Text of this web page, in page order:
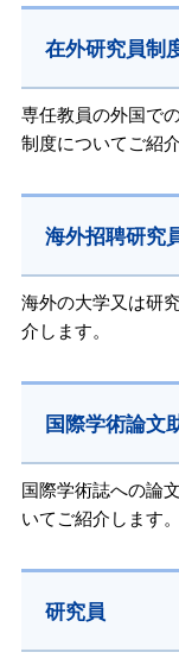
在外研究員制
専任教員の外国で
制度についてご紹介
海外招聘研究
海外の大学又は研
介します。
国際学術論文
国際学術誌への論
いてご紹介します。
研究員